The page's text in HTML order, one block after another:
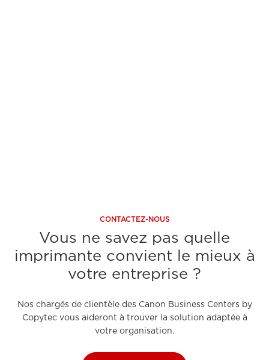
CONTACTEZ-NOUS
Vous ne savez pas quelle
imprimante convient le mieux à
votre entreprise ?
Nos chargés de clientèle des Canon Business Centers by
Copytec vous aideront à trouver la solution adaptée à
votre organisation.